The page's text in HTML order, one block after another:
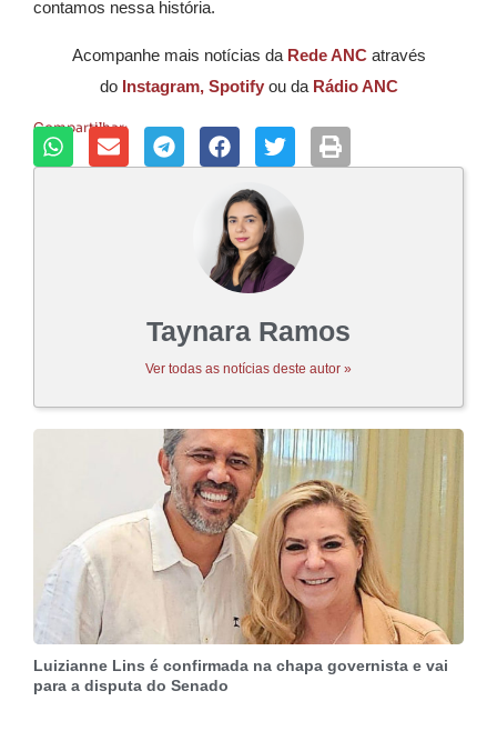
contamos nessa história.
Acompanhe mais notícias da Rede ANCatravés
do Instagram, Spotifyou da Rádio ANC
Compartilhar:
Taynara Ramos
Ver todas as notícias deste autor »
Luizianne Lins é confirmada na chapa governista e vai
para a disputa do Senado